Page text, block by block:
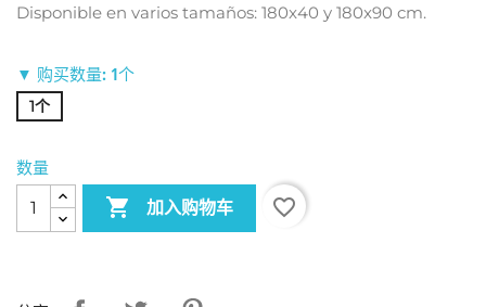
Disponible en varios tamaños: 180x40 y 180x90 cm.
▼ 购买数量: 1个
1个
数量
 加入购物车 favorite_border